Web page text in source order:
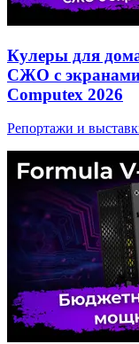
Кулеры для
СЖО с экранами
Computex 2026
Репортажи и